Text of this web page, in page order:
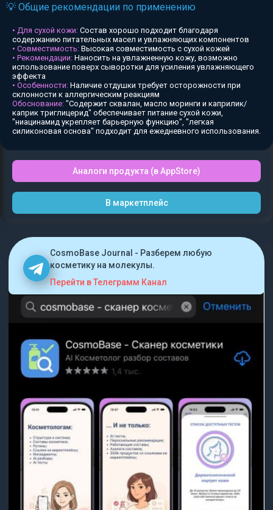
💡 Общие рекомендации по применению
• Для сухой кожи: Состав хорошо подходит благодаря
содержанию питательных масел и увлажняющих компонентов
• Совместимость: Высокая совместимость с сухой кожей
• Рекомендации: Наносить на увлажненную кожу, возможно
использование поверх сыворотки для усиления увлажняющего
эффекта
• Особенности: Наличие отдушки требует осторожности при
склонности к аллергическим реакциям
Обоснование: "Содержит сквалан, масло моринги и каприлик/
каприк триглицерид" обеспечивает питание сухой кожи,
"ниацинамид укрепляет барьерную функцию", "легкая
силиконовая основа" подходит для ежедневного использования.
Аналоги продукта (в AppStore)
В маркетплейс
CosmoBase Journal - Разберем любую
косметику на молекулы.
Перейти в Телеграмм Канал